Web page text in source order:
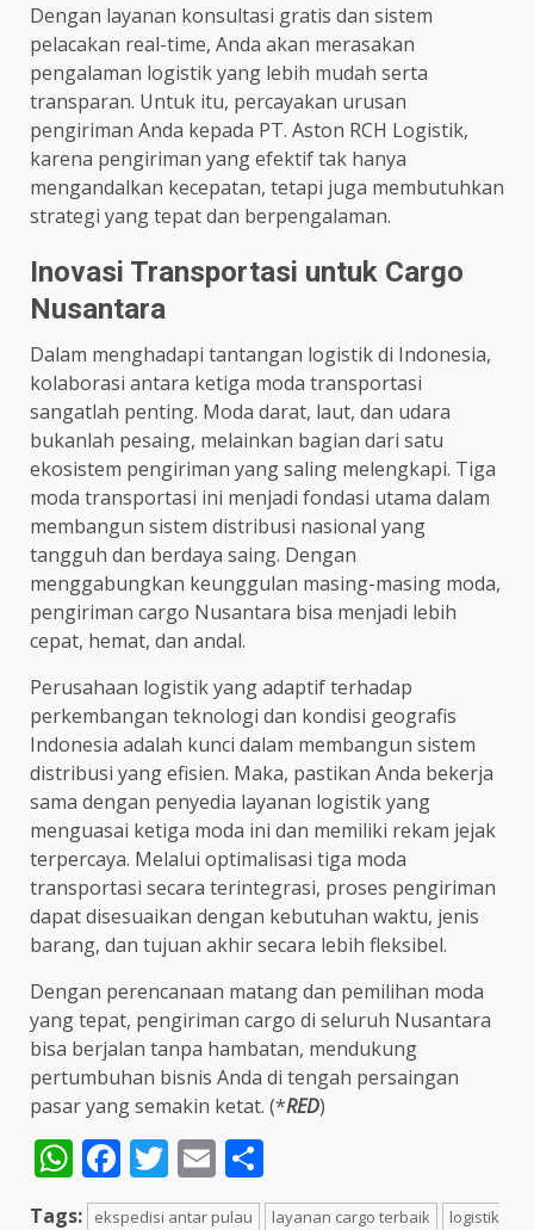
Dengan layanan konsultasi gratis dan sistem
pelacakan real-time, Anda akan merasakan
pengalaman logistik yang lebih mudah serta
transparan. Untuk itu, percayakan urusan
pengiriman Anda kepada PT. Aston RCH Logistik,
karena pengiriman yang efektif tak hanya
mengandalkan kecepatan, tetapi juga membutuhkan
strategi yang tepat dan berpengalaman.
Inovasi Transportasi untuk Cargo
Nusantara
Dalam menghadapi tantangan logistik di Indonesia,
kolaborasi antara ketiga moda transportasi
sangatlah penting. Moda darat, laut, dan udara
bukanlah pesaing, melainkan bagian dari satu
ekosistem pengiriman yang saling melengkapi. Tiga
moda transportasi ini menjadi fondasi utama dalam
membangun sistem distribusi nasional yang
tangguh dan berdaya saing. Dengan
menggabungkan keunggulan masing-masing moda,
pengiriman cargo Nusantara bisa menjadi lebih
cepat, hemat, dan andal.
Perusahaan logistik yang adaptif terhadap
perkembangan teknologi dan kondisi geografis
Indonesia adalah kunci dalam membangun sistem
distribusi yang efisien. Maka, pastikan Anda bekerja
sama dengan penyedia layanan logistik yang
menguasai ketiga moda ini dan memiliki rekam jejak
terpercaya. Melalui optimalisasi tiga moda
transportasi secara terintegrasi, proses pengiriman
dapat disesuaikan dengan kebutuhan waktu, jenis
barang, dan tujuan akhir secara lebih fleksibel.
Dengan perencanaan matang dan pemilihan moda
yang tepat, pengiriman cargo di seluruh Nusantara
bisa berjalan tanpa hambatan, mendukung
pertumbuhan bisnis Anda di tengah persaingan
pasar yang semakin ketat. (*RED)
WhatsApp
Facebook
Twitter
Email
Tags: ekspedisi antar pulau layanan cargo terbaik
logistik